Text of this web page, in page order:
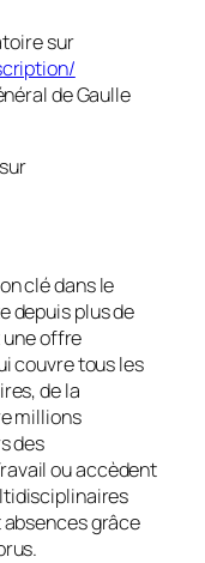
sur
de Gaulle
clé dans le
depuis plus de
une offre
couvre tous les
de la
millions
des
ou accèdent
grâce